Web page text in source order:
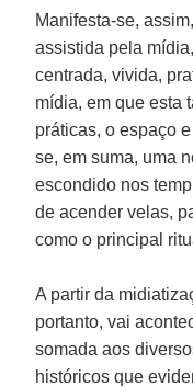
Manifesta-se,
assistida pela
centrada, vivida,
mídia, em que esta
práticas, o espaço
se, em suma, uma
escondido nos
de acender velas,
como o principal
A partir da
portanto, vai
somada aos
históricos que